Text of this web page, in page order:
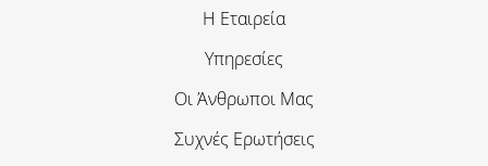
Η Εταιρεία
Υπηρεσίες
Οι Άνθρωποι Μας
Συχνές Ερωτήσεις